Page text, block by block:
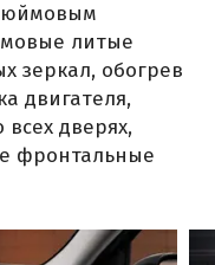
литые
зеркал, обогрев
двигателя,
дверях,
фронтальные